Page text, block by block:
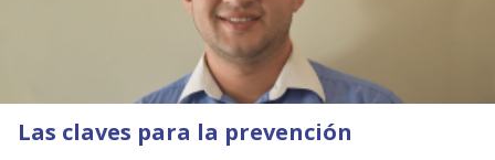
Las claves para la prevención